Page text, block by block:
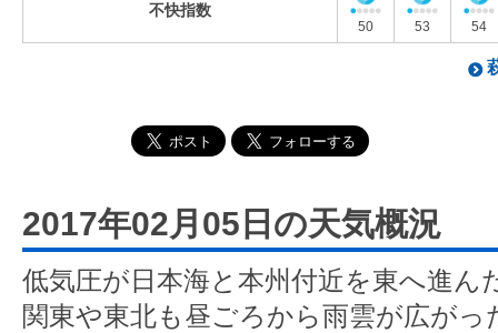
不快指数
50 53 54
2017年02月05日の天気概況
低気圧が日本海と本州付近を東へ進ん
関東や東北も昼ごろから雨雲が広がっ